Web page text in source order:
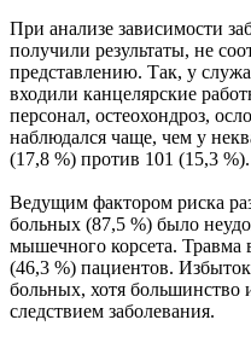
При анализе зависимости
получили результаты, не
представлению. Так, у
входили канцелярские
персонал, остеохондроз,
наблюдался чаще, чем у
(17,8 %) против 101 (15,3 %).
Ведущим фактором риска
больных (87,5 %) было
мышечного корсета. Травма
(46,3 %) пациентов.
больных, хотя большинство
следствием заболевания.